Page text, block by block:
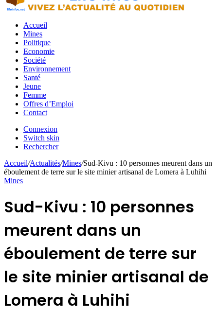
Accueil
Mines
Politique
Economie
Société
Environnement
Santé
Jeune
Femme
Offres d’Emploi
Contact
Connexion
Switch skin
Rechercher
Accueil/Actualités/Mines/Sud-Kivu : 10 personnes meurent dans un
éboulement de terre sur le site minier artisanal de Lomera à Luhihi
Mines
Sud-Kivu : 10 personnes
meurent dans un
éboulement de terre sur
le site minier artisanal de
Lomera à Luhihi